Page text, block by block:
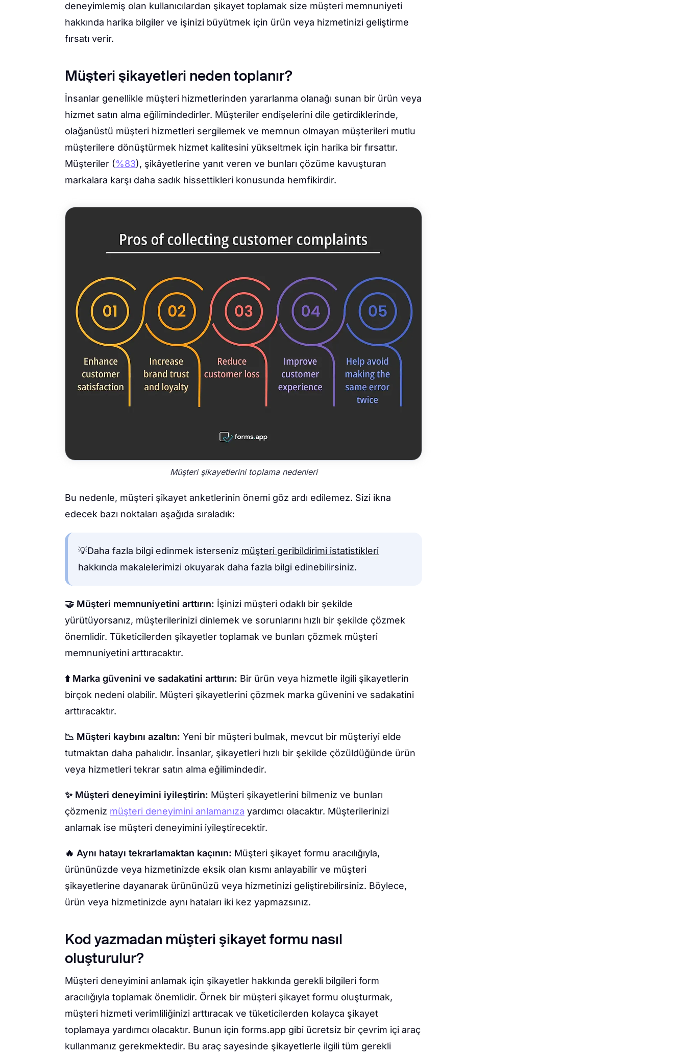
deneyimlemiş olan kullanıcılardan şikayet toplamak size müşteri memnuniyeti
hakkında harika bilgiler ve işinizi büyütmek için ürün veya hizmetinizi geliştirme
fırsatı verir.
Müşteri şikayetleri neden toplanır?
İnsanlar genellikle müşteri hizmetlerinden yararlanma olanağı sunan bir ürün veya
hizmet satın alma eğilimindedirler. Müşteriler endişelerini dile getirdiklerinde,
olağanüstü müşteri hizmetleri sergilemek ve memnun olmayan müşterileri mutlu
müşterilere dönüştürmek hizmet kalitesini yükseltmek için harika bir fırsattır.
Müşteriler (%83), şikâyetlerine yanıt veren ve bunları çözüme kavuşturan
markalara karşı daha sadık hissettikleri konusunda hemfikirdir.
Müşteri şikayetlerini toplama nedenleri
Bu nedenle, müşteri şikayet anketlerinin önemi göz ardı edilemez. Sizi ikna
edecek bazı noktaları aşağıda sıraladık:
💡Daha fazla bilgi edinmek isterseniz müşteri geribildirimi istatistikleri
hakkında makalelerimizi okuyarak daha fazla bilgi edinebilirsiniz.
🤝 Müşteri memnuniyetini arttırın: İşinizi müşteri odaklı bir şekilde
yürütüyorsanız, müşterilerinizi dinlemek ve sorunlarını hızlı bir şekilde çözmek
önemlidir. Tüketicilerden şikayetler toplamak ve bunları çözmek müşteri
memnuniyetini arttıracaktır.
⬆️ Marka güvenini ve sadakatini arttırın: Bir ürün veya hizmetle ilgili şikayetlerin
birçok nedeni olabilir. Müşteri şikayetlerini çözmek marka güvenini ve sadakatini
arttıracaktır.
📉 Müşteri kaybını azaltın: Yeni bir müşteri bulmak, mevcut bir müşteriyi elde
tutmaktan daha pahalıdır. İnsanlar, şikayetleri hızlı bir şekilde çözüldüğünde ürün
veya hizmetleri tekrar satın alma eğilimindedir.
✨ Müşteri deneyimini iyileştirin: Müşteri şikayetlerini bilmeniz ve bunları
çözmeniz müşteri deneyimini anlamanıza yardımcı olacaktır. Müşterilerinizi
anlamak ise müşteri deneyimini iyileştirecektir.
🔥 Aynı hatayı tekrarlamaktan kaçının: Müşteri şikayet formu aracılığıyla,
ürününüzde veya hizmetinizde eksik olan kısmı anlayabilir ve müşteri
şikayetlerine dayanarak ürününüzü veya hizmetinizi geliştirebilirsiniz. Böylece,
ürün veya hizmetinizde aynı hataları iki kez yapmazsınız.
Kod yazmadan müşteri şikayet formu nasıl
oluşturulur?
Müşteri deneyimini anlamak için şikayetler hakkında gerekli bilgileri form
aracılığıyla toplamak önemlidir. Örnek bir müşteri şikayet formu oluşturmak,
müşteri hizmeti verimliliğinizi arttıracak ve tüketicilerden kolayca şikayet
toplamaya yardımcı olacaktır. Bunun için forms.app gibi ücretsiz bir çevrim içi araç
kullanmanız gerekmektedir. Bu araç sayesinde şikayetlerle ilgili tüm gerekli